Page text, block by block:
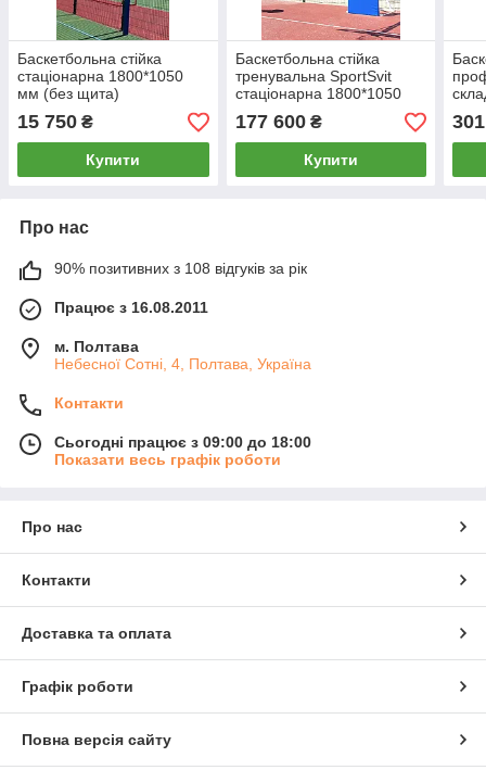
Баскетбольна стійка
стаціонарна 1800*1050
мм (без щита)
15 750 ₴
Купити
Баскетбольна стійка
тренувальна SportSvit
стаціонарна 1800*1050
мм
177 600₴
Купити
Про нас
90% позитивних з 108 відгуків за рік
Працює з 16.08.2011
м. Полтава
Небесної Сотні, 4, Полтава, Україна
Контакти
Сьогодні працює з 09:00 до 18:00
Показати весь графік роботи
Про нас
Контакти
Доставка та оплата
Графік роботи
Повна версія сайту